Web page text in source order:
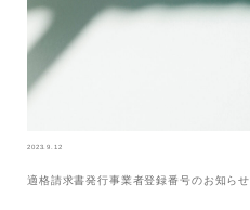
2023.9.12
適格請求書発行事業者登録番号のお知らせ